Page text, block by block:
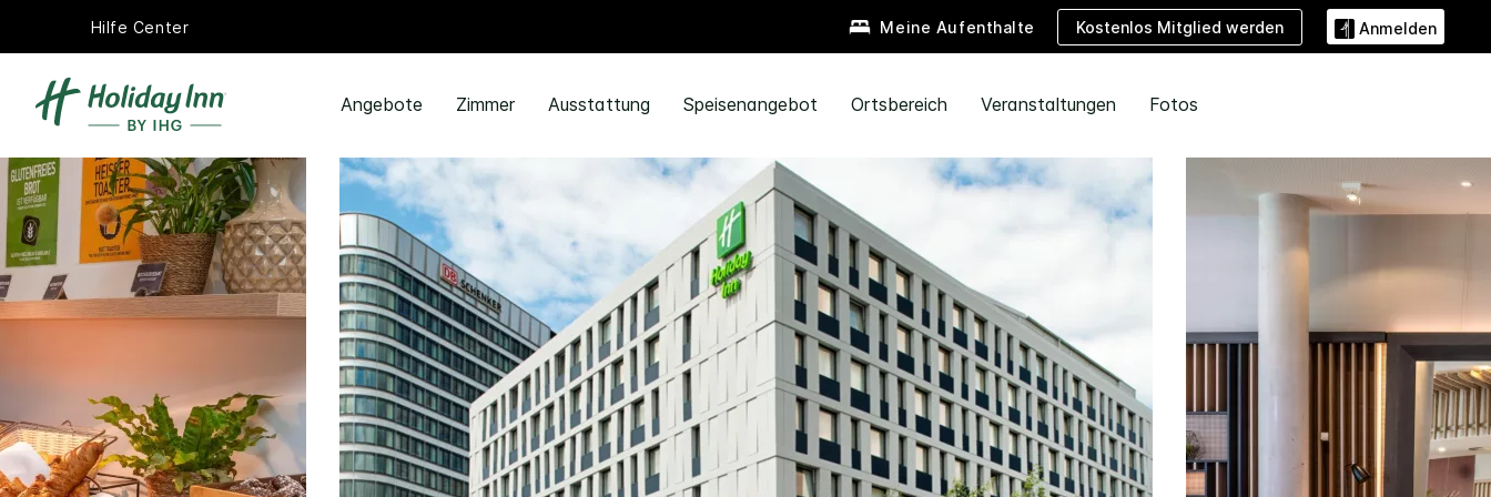
Hilfe Center Meine Aufenthalte Kostenlos Mitglied werden Anmelden
Angebote Zimmer Ausstattung Speisenangebot Ortsbereich Veranstaltungen Fotos